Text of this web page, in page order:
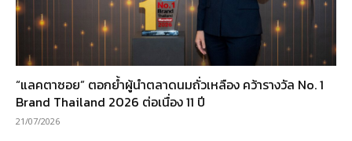
“แลคตาซอย” ตอกย้ำผู้นำตลาดนมถั่วเหลือง คว้ารางวัล No. 1
Brand Thailand 2026 ต่อเนื่อง 11 ปี
21/07/2026